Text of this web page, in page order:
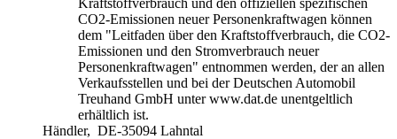
CO2-Emissionen neuer Personenkraftwagen können
dem "Leitfaden über den Kraftstoffverbrauch, die CO2-
Emissionen und den Stromverbrauch neuer
Personenkraftwagen" entnommen werden, der an allen
Verkaufsstellen und bei der Deutschen Automobil
Treuhand GmbH unter www.dat.de unentgeltlich
erhältlich ist.
Händler, DE-35094 Lahntal